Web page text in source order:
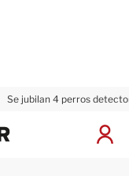
Se jubilan 4 perros
I
x